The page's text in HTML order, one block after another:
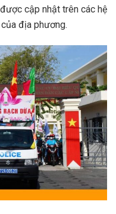
cập nhật trên các hệ
địa phương.